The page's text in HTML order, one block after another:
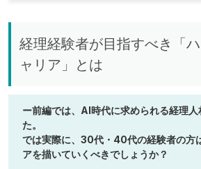
経理経験者が目指すべき「
ャリア」とは
ー前編では、AI時代に求められる経理
た。
では実際に、30代・40代の経験者の方
アを描いていくべきでしょうか？